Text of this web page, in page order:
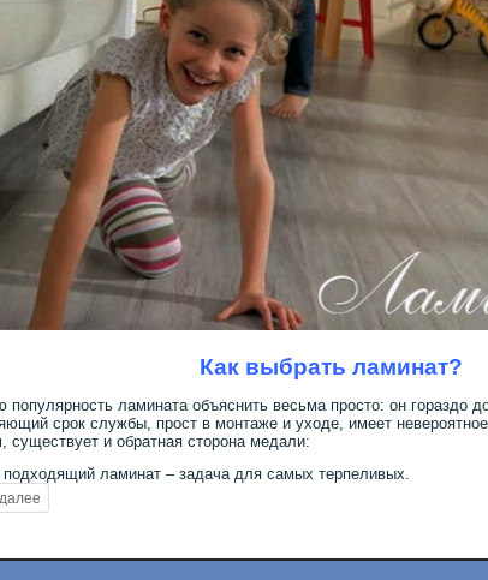
Как выбрать ламинат?
ламината объяснить весьма просто: он гораздо
срок службы, прост в монтаже и уходе, имеет
существует и обратная сторона медали:
подходящий ламинат – задача для самых терпеливых.